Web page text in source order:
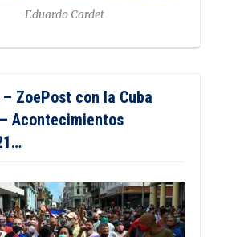
Eduardo Cardet
ZoePost con la Cuba
Acontecimientos